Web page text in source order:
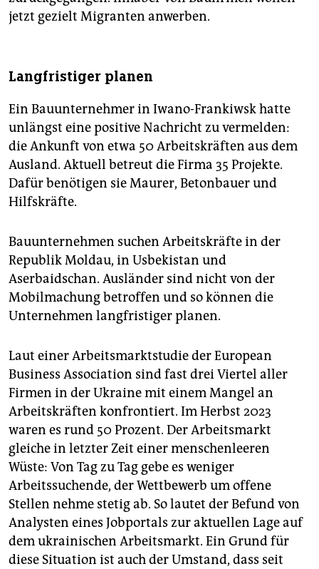
jetzt gezielt Migranten anwerben.
Langfristiger planen
Ein Bauunternehmer in Iwano-Frankiwsk hatte
unlängst eine positive Nachricht zu vermelden:
die Ankunft von etwa 50 Arbeitskräften aus dem
Ausland. Aktuell betreut die Firma 35 Projekte.
Dafür benötigen sie Maurer, Betonbauer und
Hilfskräfte.
Bauunternehmen suchen Arbeitskräfte in der
Republik Moldau, in Usbekistan und
Aserbaidschan. Ausländer sind nicht von der
Mobilmachung betroffen und so können die
Unternehmen langfristiger planen.
Laut einer Arbeitsmarktstudie der European
Business Association sind fast drei Viertel aller
Firmen in der Ukraine mit einem Mangel an
Arbeitskräften konfrontiert. Im Herbst 2023
waren es rund 50 Prozent. Der Arbeitsmarkt
gleiche in letzter Zeit einer menschenleeren
Wüste: Von Tag zu Tag gebe es weniger
Arbeitssuchende, der Wettbewerb um offene
Stellen nehme stetig ab. So lautet der Befund von
Analysten eines Jobportals zur aktuellen Lage auf
dem ukrainischen Arbeitsmarkt. Ein Grund für
diese Situation ist auch der Umstand, dass seit